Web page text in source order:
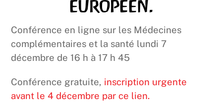
européen.
Conférence en ligne sur les Médecines
complémentaires et la santé lundi 7
décembre de 16 h à 17 h 45
Conférence gratuite, inscription urgente
avant le 4 décembre par ce lien.